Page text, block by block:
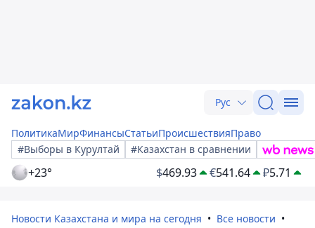
Рус
ПолитикаМирФинансыСтатьиПроисшествияПраво
#Выборы в Курултай
#Казахстан в сравнении
+23° $469.93 €541.64 ₽5.71
Новости Казахстана и мира на сегодня
Все новости